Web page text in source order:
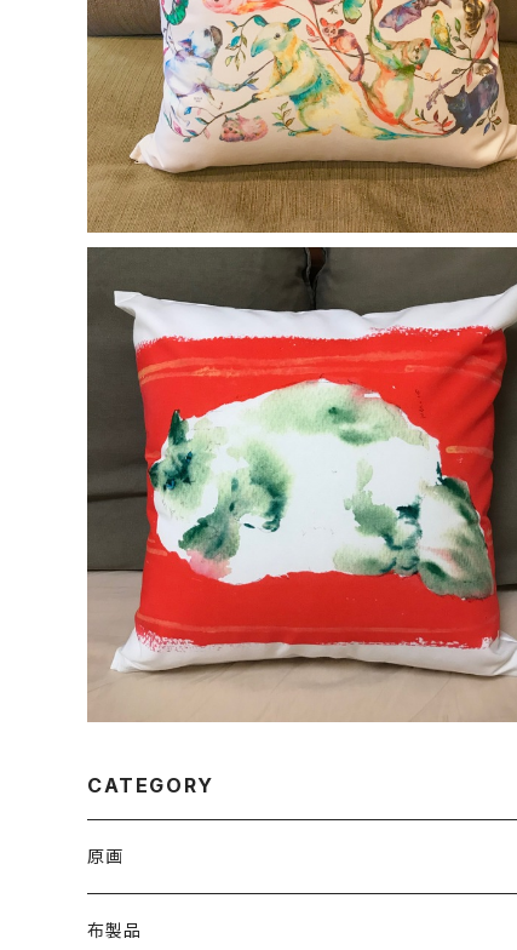
¥6,000
ne22co 中綿付きクッションカバー【赤い絨毯と猫】
¥7,000
CATEGORY
原画
布製品